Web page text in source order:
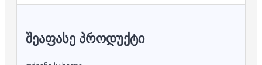
ᲨᲔᲐᲤᲐᲡᲔ ᲞᲠᲝᲓᲣᲥᲢᲘ